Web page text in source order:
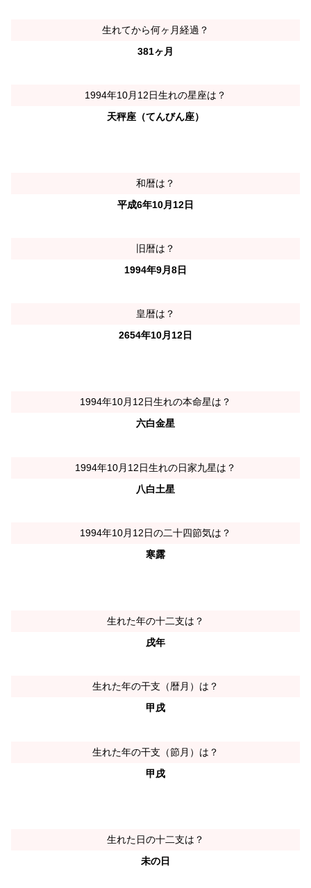
生れてから何ヶ月経過？
381ヶ月
1994年10月12日生れの星座は？
天秤座（てんびん座）
和暦は？
平成6年10月12日
旧暦は？
1994年9月8日
皇暦は？
2654年10月12日
1994年10月12日生れの本命星は？
六白金星
1994年10月12日生れの日家九星は？
八白土星
1994年10月12日の二十四節気は？
寒露
生れた年の十二支は？
戌年
生れた年の干支（暦月）は？
甲戌
生れた年の干支（節月）は？
甲戌
生れた日の十二支は？
未の日